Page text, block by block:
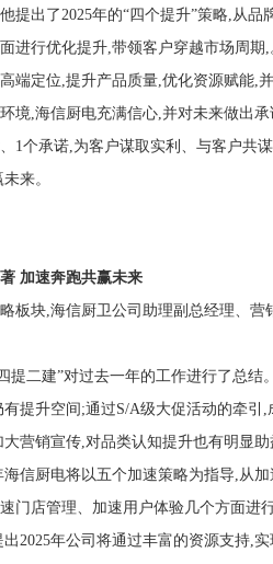
提出了2025年的“四个提升”策略,从品
进行优化提升,带领客户穿越市场周期,
定位,提升产品质量,优化资源赋能,
境,海信厨电充满信心,并对未来做出
1个承诺,为客户谋取实利、与客户共
来。
加速奔跑共赢未来
块,海信厨卫公司助理副总经理、营
二建”对过去一年的工作进行了总结
提升空间;通过S/A级大促活动的牵引
营销宣传,对品类认知提升也有明显助
厨电将以五个加速策略为指导,从加
门店管理、加速用户体验几个方面进
2025年公司将通过丰富的资源支持,